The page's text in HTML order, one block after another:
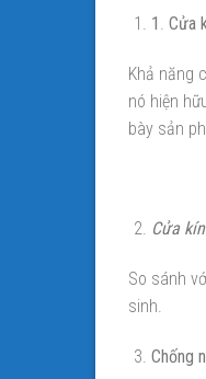
1 . Cửa
Khả năng
nó hiện
bày sản
Cửa
So sánh
sinh.
Chống